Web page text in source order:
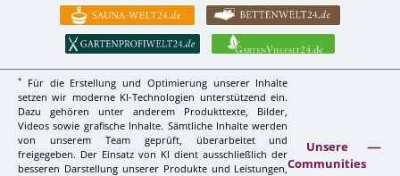
*
Für die Erstellung und Optimierung unserer Inhalte
setzen wir moderne KI-Technologien unterstützend ein.
Dazu gehören unter anderem Produkttexte, Bilder,
Videos sowie grafische Inhalte. Sämtliche Inhalte werden
von unserem Team geprüft, überarbeitet und
freigegeben. Der Einsatz von KI dient ausschließlich der
besseren Darstellung unserer Produkte und Leistungen,
Unsere
Communities